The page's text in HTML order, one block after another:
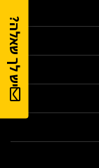
יש לך שאלה?